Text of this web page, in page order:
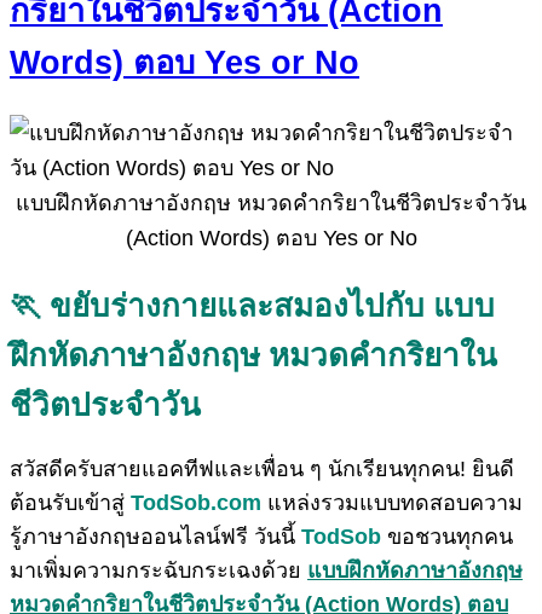
กริยาในชีวิตประจำวัน (Action
Words) ตอบ Yes or No
แบบฝึกหัดภาษาอังกฤษ หมวดคำกริยาในชีวิตประจำวัน
(Action Words) ตอบ Yes or No
🏃 ขยับร่างกายและสมองไปกับ แบบ
ฝึกหัดภาษาอังกฤษ หมวดคำกริยาใน
ชีวิตประจำวัน
สวัสดีครับสายแอคทีฟและเพื่อน ๆ นักเรียนทุกคน! ยินดี
ต้อนรับเข้าสู่ TodSob.com แหล่งรวมแบบทดสอบความ
รู้ภาษาอังกฤษออนไลน์ฟรี วันนี้ TodSob ขอชวนทุกคน
มาเพิ่มความกระฉับกระเฉงด้วย แบบฝึกหัดภาษาอังกฤษ
หมวดคำกริยาในชีวิตประจำวัน (Action Words) ตอบ